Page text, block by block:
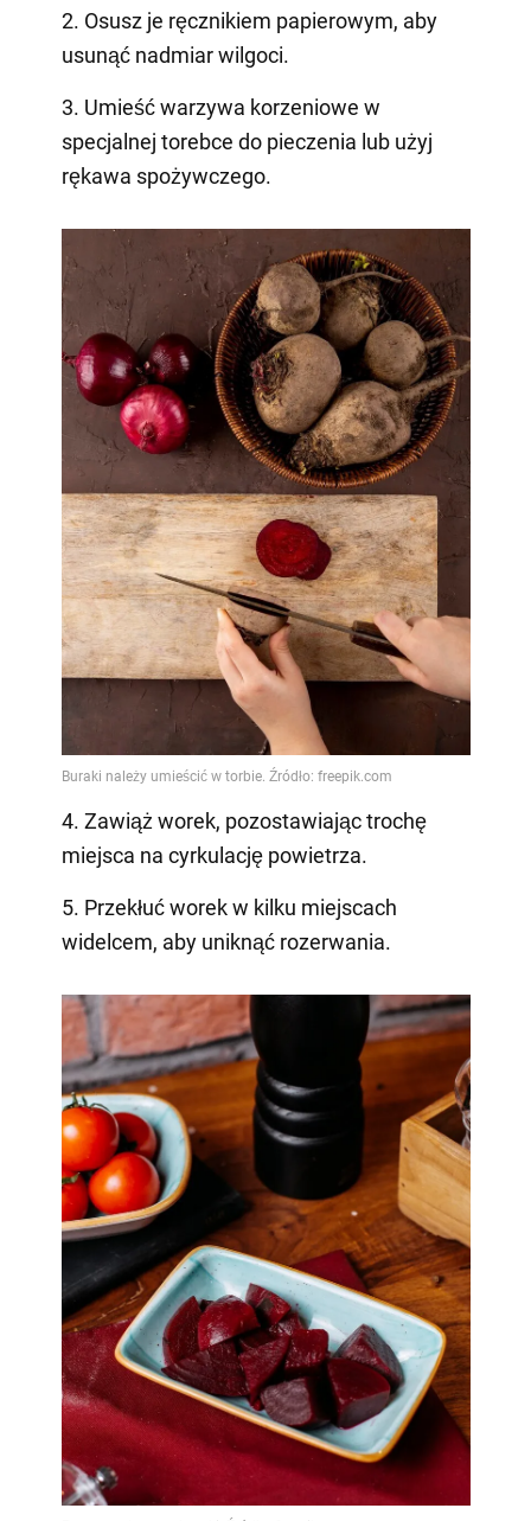
2. Osusz je ręcznikiem papierowym, aby
usunąć nadmiar wilgoci.
3. Umieść warzywa korzeniowe w
specjalnej torebce do pieczenia lub użyj
rękawa spożywczego.
4. Zawiąż worek, pozostawiając trochę
miejsca na cyrkulację powietrza.
5. Przekłuć worek w kilku miejscach
widelcem, aby uniknąć rozerwania.